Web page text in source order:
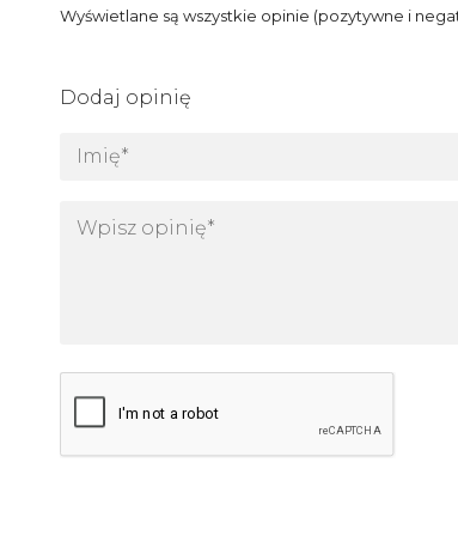
Wyświetlane są wszystkie opinie (pozytywne i
Dodaj opinię